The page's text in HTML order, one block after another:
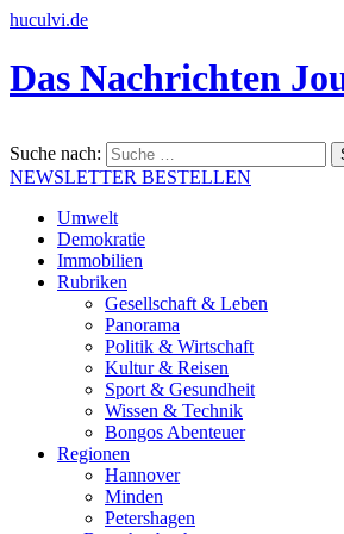
huculvi.de
Das Nachrichten
Suche nach:
NEWSLETTER BESTELLEN
Umwelt
Demokratie
Immobilien
Rubriken
Gesellschaft & Leben
Panorama
Politik & Wirtschaft
Kultur & Reisen
Sport & Gesundheit
Wissen & Technik
Bongos Abenteuer
Regionen
Hannover
Minden
Petershagen